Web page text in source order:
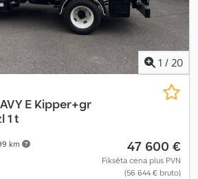
1 / 20
km
E Kipper+gr
1 t
47 600 €
Fiksēta cena plus PVN
(56 644 € bruto)